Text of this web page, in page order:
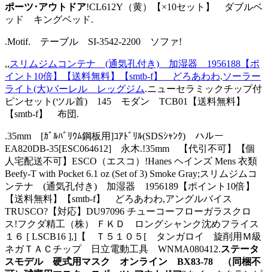
ポーツ･アウトドア!CL612Y（黄）【×10セット】 ダブルベ
ッド キングベッド.
.Motif. テーブル SI-3542-2200 ソファ!
,,スリムジムコンテナ (通気孔付き) 加湿器 1956188【ポ
イント10倍】【送料無料】【smtb-f】 どろあわわ.ソーラー
ライト(大)バーレル レッグジム.ニューセラミックチップ付
ピンセット(ツル首) 145 モダン TCB01【送料無料】
【smtb-f】 布団.
.35mm [ｶﾞﾙﾊﾞﾘｳﾑ鋼板用]ｺｱﾄﾞﾘﾙ(SDSｼｬﾝｸ) ハルー
EA820DB-35[ESC064612] 永木.!35mm 【代引不可】【個
人宅配送不可】ESCO（エスコ）!Hanes ヘインズ Mens 衣類
Beefy-T with Pocket 6.1 oz (Set of 3) Smoke Gray;スリムジムコ
ンテナ (通気孔付き) 加湿器 1956189【ポイント10倍】
【送料無料】【smtb-f】 どろあわわ,アングルバイス
TRUSCO?【対応】DU97096 チューコーフローガラスクロ
ス!フクダ精工（株） ＦＫＤ ロングシャンク沈めフライス
１６ [ LSCB16 ],]【 Ｔ５１０５[ タンガロイ 旋削用Ｍ級
ネガＴＡＣチップ 日立電動工具 WNMA080412.ステータ
スモデル 硬式用マスク オンライン BX83-78 （同梱不